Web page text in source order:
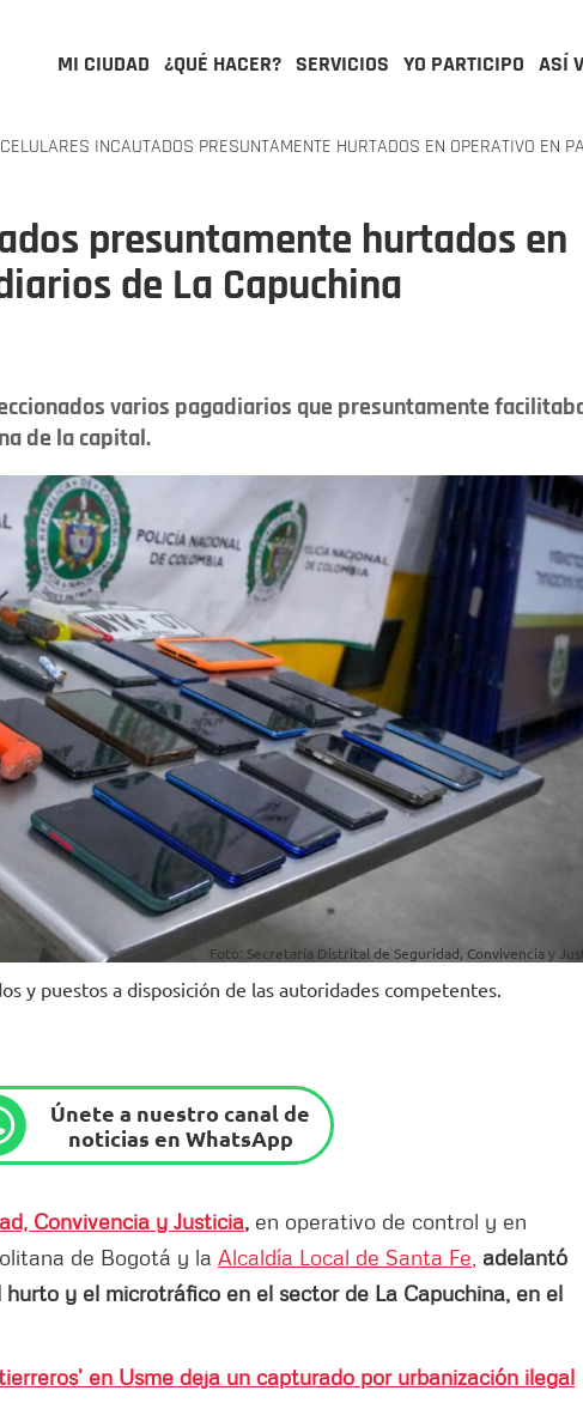
MI CIUDAD ¿QUÉ HACER? SERVICIOS YO PARTICIPO ASÍ
INCAUTADOS PRESUNTAMENTE HURTADOS EN OPERATIVO EN
presuntamente hurtados en
de La Capuchina
varios pagadiarios que presuntamente
de la capital.
Foto: Secretaría Distrital de Seguridad, Convivencia y
y puestos a disposición de las autoridades competentes.
Únete a nuestro canal de
noticias en WhatsApp
Convivencia y Justicia, en operativo de control y en
de Bogotá y la Alcaldía Local de Santa Fe adelantó
y el microtráfico en el sector de La Capuchina, en el
en Usme deja un capturado por urbanización ilegal